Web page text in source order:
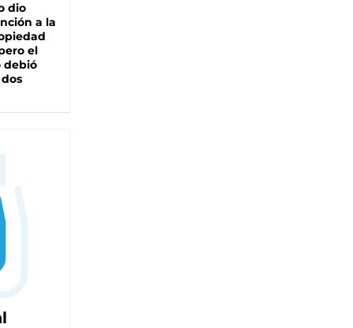
dio
a la
el
debió